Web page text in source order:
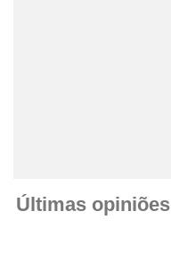
Últimas opiniões